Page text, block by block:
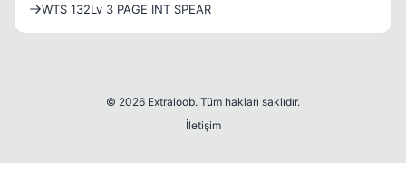
WTS 132Lv 3 PAGE INT SPEAR
© 2026 Extraloob. Tüm hakları saklıdır.
İletişim